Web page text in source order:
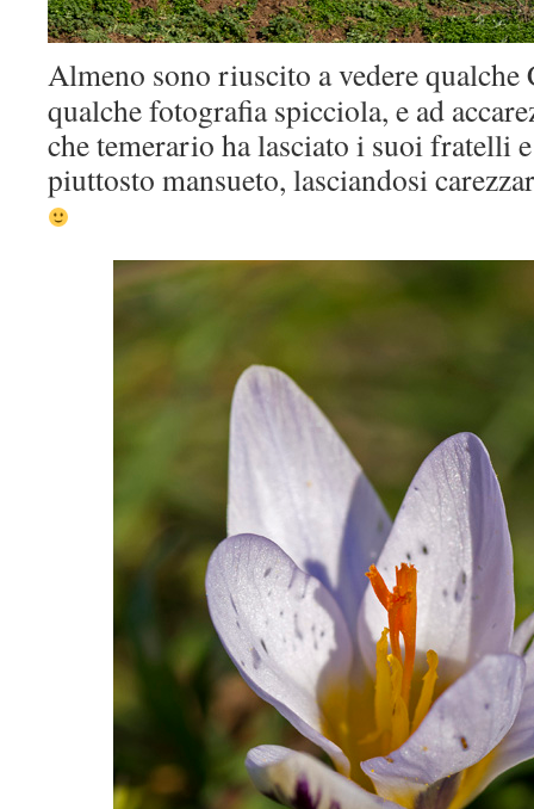
Almeno sono riuscito a vedere qualche
qualche fotografia spicciola, e ad
che temerario ha lasciato i suoi fratelli
piuttosto mansueto, lasciandosi